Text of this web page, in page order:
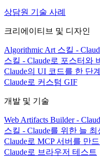
상담원 기술 사례
크리에이티브 및 디자인
Algorithmic Art 스킬 -
스킬 - Claude로 포스터와
Claude의 UI 코드를 한 단
Claude로 커스텀 GIF
개발 및 기술
Web Artifacts Builder -
스킬 - Claude를 위한 늘
Claude로 MCP 서버를 만
Claude로 브라우저 테스트